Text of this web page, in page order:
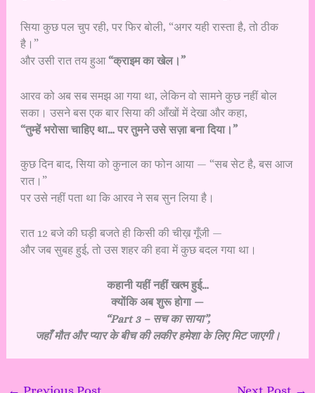
सिया कुछ पल चुप रही, पर फिर बोली, “अगर यही रास्ता है, तो ठीक
है।”
और उसी रात तय हुआ“क्राइम का खेल।”
आरव को अब सब समझ आ गया था, लेकिन वो सामने कुछ नहीं बोल
सका। उसने बस एक बार सिया की आँखों में देखा और कहा,
“तुम्हें भरोसा चाहिए था… पर तुमने उसे सज़ा बना दिया।”
कुछ दिन बाद, सिया को कुनाल का फोन आया — “सब सेट है, बस आज
रात।”
पर उसे नहीं पता था कि आरव ने सब सुन लिया है।
रात 12 बजे की घड़ी बजते ही किसी की चीख़ गूँजी —
और जब सुबह हुई, तो उस शहर की हवा में कुछ बदल गया था।
कहानी यहीं नहीं खत्म हुई…
क्योंकि अब शुरू होगा —
“Part 3 – सच का साया”,
जहाँ मौत और प्यार के बीच की लकीर हमेशा के लिए मिट जाएगी।
← Previous Post Next Post →